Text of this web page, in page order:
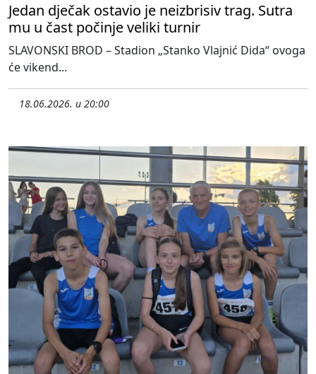
Jedan dječak ostavio je neizbrisiv trag. Sutra
mu u čast počinje veliki turnir
SLAVONSKI BROD – Stadion „Stanko Vlajnić Dida“ ovoga
će vikend...
18.06.2026. u 20:00